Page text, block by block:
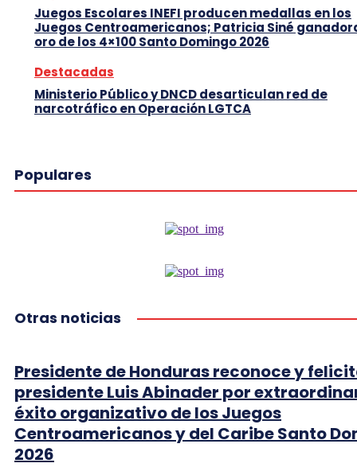
Juegos Escolares INEFI producen medallas en los
Juegos Centroamericanos; Patricia Siné
oro de los 4×100 Santo Domingo 2026
Destacadas
Ministerio Público y DNCD desarticulan red de
narcotráfico en Operación LGTCA
Populares
Otras noticias
Presidente de Honduras reconoce y
presidente Luis Abinader por
éxito organizativo de los Juegos
Centroamericanos y del Caribe Santo
2026